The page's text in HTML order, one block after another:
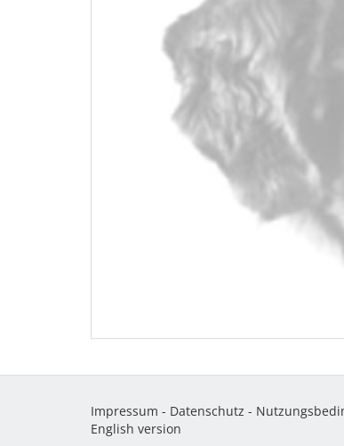
Impressum - Datenschutz -
English version